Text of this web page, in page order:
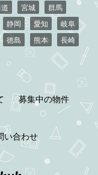
宮城
群馬
静岡 愛知
岐阜
徳島 熊本
長崎
募集中の物件
い合わせ